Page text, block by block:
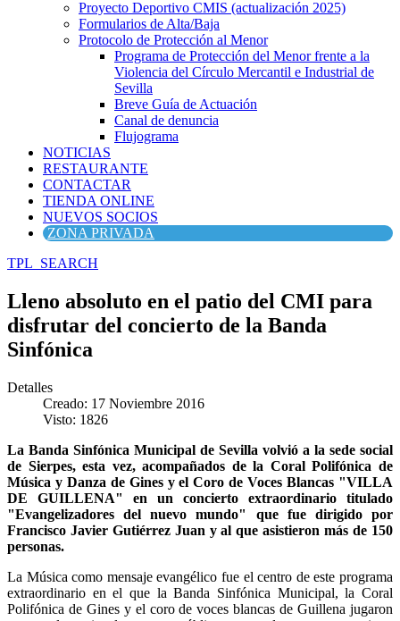
Proyecto Deportivo CMIS (actualización 2025)
Formularios de Alta/Baja
Protocolo de Protección al Menor
Programa de Protección del Menor frente a la
Violencia del Círculo Mercantil e Industrial de
Sevilla
Breve Guía de Actuación
Canal de denuncia
Flujograma
NOTICIAS
RESTAURANTE
CONTACTAR
TIENDA ONLINE
NUEVOS SOCIOS
ZONA PRIVADA
TPL_SEARCH
Lleno absoluto en el patio del CMI para
disfrutar del concierto de la Banda
Sinfónica
Detalles
Creado: 17 Noviembre 2016
Visto: 1826
La Banda Sinfónica Municipal de Sevilla volvió a la sede social
de Sierpes, esta vez, acompañados de la Coral Polifónica de
Música y Danza de Gines y el Coro de Voces Blancas "VILLA
DE GUILLENA" en un concierto extraordinario titulado
"Evangelizadores del nuevo mundo" que fue dirigido por
Francisco Javier Gutiérrez Juan y al que asistieron más de 150
personas.
La Música como mensaje evangélico fue el centro de este programa
extraordinario en el que la Banda Sinfónica Municipal, la Coral
Polifónica de Gines y el coro de voces blancas de Guillena jugaron